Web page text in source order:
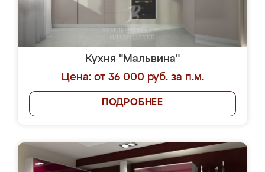
Кухня "Мальвина"
Цена: от 36 000 руб. за п.м.
ПОДРОБНЕЕ